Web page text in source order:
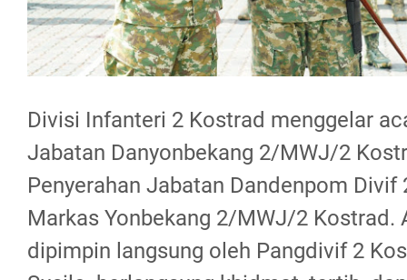
Divisi Infanteri 2 Kostrad menggelar
Jabatan Danyonbekang 2/MWJ/2
Penyerahan Jabatan Dandenpom Divif
Markas Yonbekang 2/MWJ/2 Kostrad.
dipimpin langsung oleh Pangdivif 2